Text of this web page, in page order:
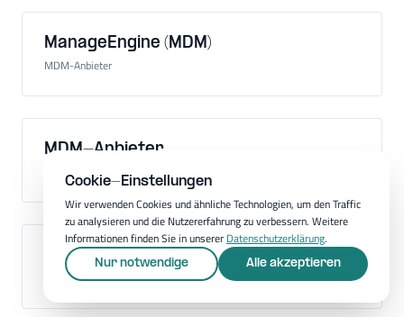
ManageEngine (MDM)
MDM-Anbieter
MDM-Anbieter
Hersteller einer MDM-Software
MDM-Software
Software für Mobilgeräteverwaltung
Cookie-Einstellungen
Wir verwenden Cookies und ähnliche Technologien, um den Traffic
zu analysieren und die Nutzererfahrung zu verbessern. Weitere
Informationen finden Sie in unserer Datenschutzerklärung.
Nur notwendige Alle akzeptieren